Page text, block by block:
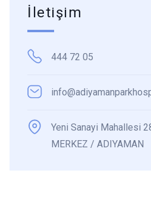
İletişim
444 72 05
Yeni Sanayi Mahallesi
MERKEZ / ADIYAMAN